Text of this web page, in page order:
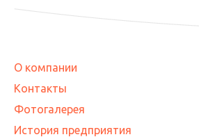
О компании
Контакты
Фотогалерея
История предприятия